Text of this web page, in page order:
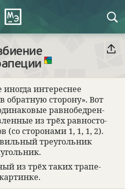
инте­рес­нее
обрат­ную сто­рону». Вот
рав­но­бед­рен­
из трёх рав­но­сто­
(со сто­ро­нами 1, 1, 1, 2).
тре­уголь­ник
из трёх таких трапе­